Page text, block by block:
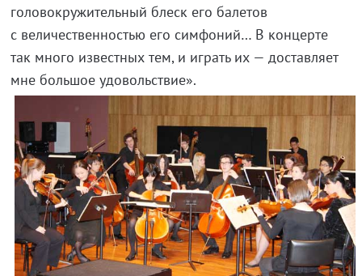
головокружительный блеск его балетов
с величественностью его симфоний… В концерте
так много известных тем, и играть их — доставляет
мне большое удовольствие».